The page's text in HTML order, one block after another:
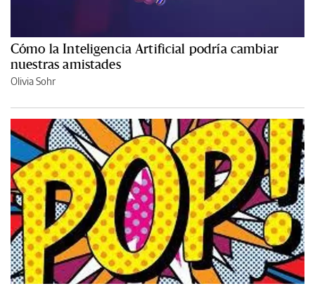
Cómo la Inteligencia Artificial podría cambiar
nuestras amistades
Olivia Sohr